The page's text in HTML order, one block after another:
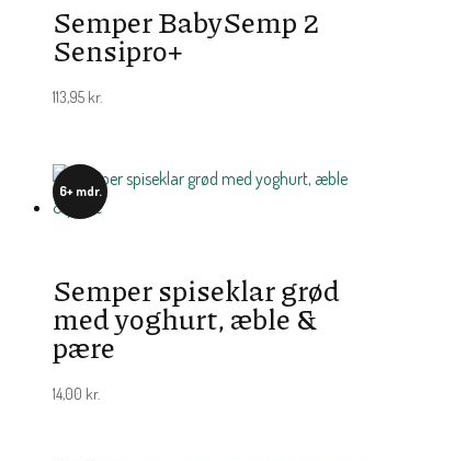
Semper BabySemp 2
Sensipro+
113,95 kr.
6+ mdr.
Semper spiseklar grød
med yoghurt, æble &
pære
14,00 kr.